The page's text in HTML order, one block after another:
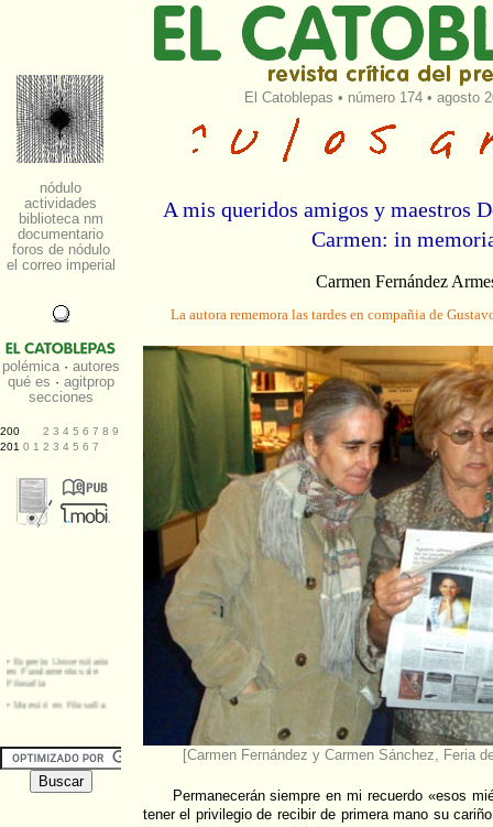
El Catoblepas • número 174• agosto
A mis queridos amigos y maestros
Carmen: in
Carmen Fernández
La autora rememora las tardes en compañia de
[Carmen Fernández y Carmen Sánchez, Feria
Permanecerán siempre en mi recuerdo «esos
tener el privilegio de recibir de primera mano su